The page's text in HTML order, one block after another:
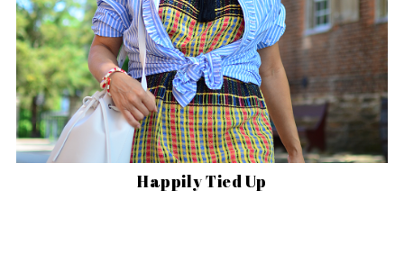
Happily Tied Up